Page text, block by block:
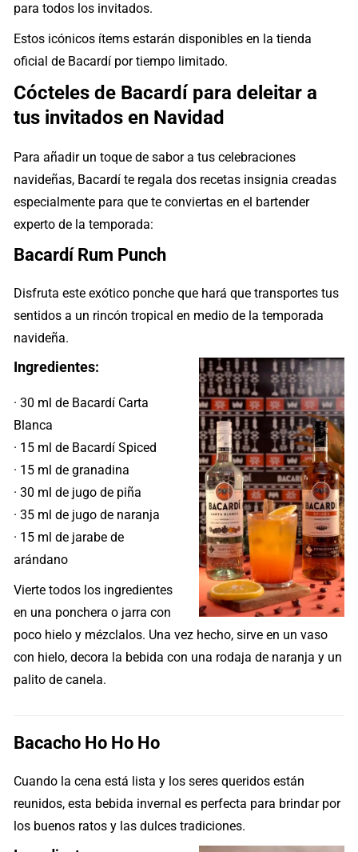
para todos los invitados.
Estos icónicos ítems estarán disponibles en la tienda
oficial de Bacardí por tiempo limitado.
Cócteles de Bacardí para deleitar a
tus invitados en Navidad
Para añadir un toque de sabor a tus celebraciones
navideñas, Bacardí te regala dos recetas insignia creadas
especialmente para que te conviertas en el bartender
experto de la temporada:
Bacardí Rum Punch
Disfruta este exótico ponche que hará que transportes tus
sentidos a un rincón tropical en medio de la temporada
navideña.
Ingredientes:
· 30 ml de Bacardí Carta
Blanca
· 15 ml de Bacardí Spiced
· 15 ml de granadina
· 30 ml de jugo de piña
· 35 ml de jugo de naranja
· 15 ml de jarabe de
arándano
Vierte todos los ingredientes
en una ponchera o jarra con
poco hielo y mézclalos. Una vez hecho, sirve en un vaso
con hielo, decora la bebida con una rodaja de naranja y un
palito de canela.
Bacacho Ho Ho Ho
Cuando la cena está lista y los seres queridos están
reunidos, esta bebida invernal es perfecta para brindar por
los buenos ratos y las dulces tradiciones.